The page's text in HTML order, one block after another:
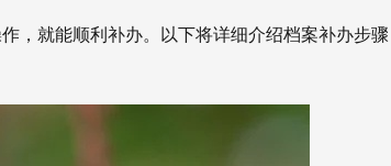
，就能顺利补办。以下将详细介绍档案补办步